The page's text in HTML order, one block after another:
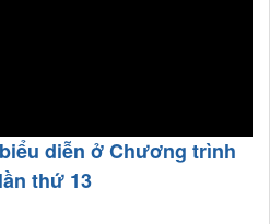
diễn ở Chương trình
thứ 13